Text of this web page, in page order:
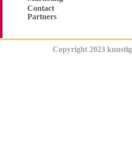
Contact
Partners
Copyright 2023